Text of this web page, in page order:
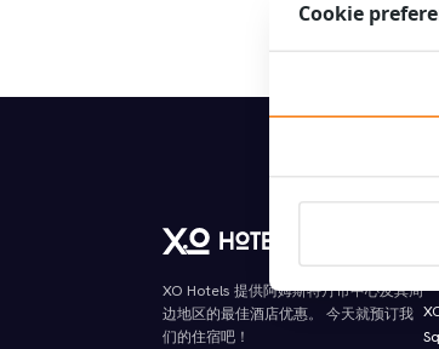
XO Hotels 提供阿姆斯特丹市中心及其周
边地区的最佳酒店优惠。 今天就预订我
们的住宿吧！
Cookie